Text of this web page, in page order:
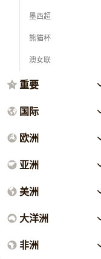
墨西超
熊猫杯
澳女联
重要
国际
欧洲
亚洲
美洲
大洋洲
非洲